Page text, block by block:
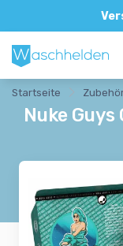
Startseite
Nuke